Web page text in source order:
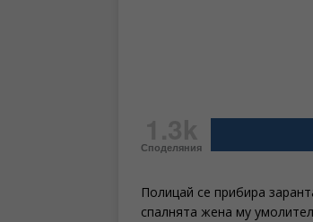
Споделяния
Полицай се прибира
спалнята жена му